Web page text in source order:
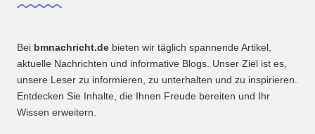
Bei bmnachricht.de bieten wir täglich spannende Artikel,
aktuelle Nachrichten und informative Blogs. Unser Ziel ist es,
unsere Leser zu informieren, zu unterhalten und zu inspirieren.
Entdecken Sie Inhalte, die Ihnen Freude bereiten und Ihr
Wissen erweitern.